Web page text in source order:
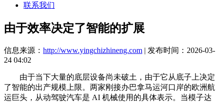
联系我们
由于效率决定了智能的扩展
信息来源： http://www.yingchizhineng.com | 发布时间：2026-03-
24 04:02
由于当下大量的底层设备尚未破土，由于它从底子上决定
了智能的出产规模上限。两家刚接办巴拿马运河口岸的欧洲航
运巨头，从动驾驶汽车是 AI 机械使用的具体表示。当模子达